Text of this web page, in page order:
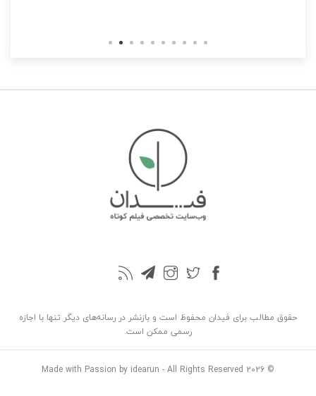
حقوق مطالب برای فیدان محفوظ است و بازنشر در رسانه‌های دیگر تنها با اجازه
رسمی ممکن است.
© 2026
Made with Passion by idearun - All Rights Reserved